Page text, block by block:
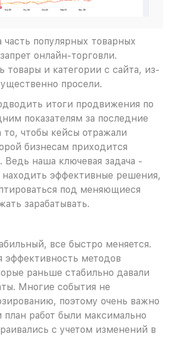
популярных товарных
онлайн-торговли.
товары и категории с сайта, из-
просели.
итоги продвижения по
показателям за последние
чтобы кейсы отражали
бизнесам приходится
Ведь наша ключевая задача -
находить эффективные решения,
под меняющиеся
зарабатывать.
все быстро меняется.
эффективность методов
раньше стабильно давали
Многие события не
поэтому очень важно
план работ были максимально
с учетом изменений в